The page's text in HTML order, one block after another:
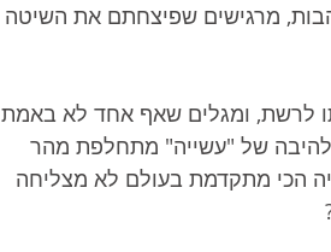
מרגישים שפיצחתם את השיטה
לרשת, ומגלים שאף אחד לא באמת
של "עשייה" מתחלפת מהר
הכי מתקדמת בעולם לא מצליחה